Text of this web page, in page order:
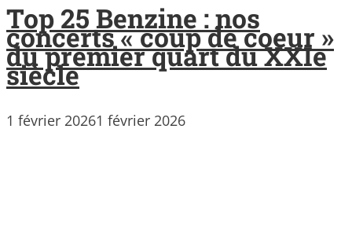
Top 25 Benzine : nos
concerts « coup de coeur »
du premier quart du XXIe
siècle
1 février 20261 février 2026